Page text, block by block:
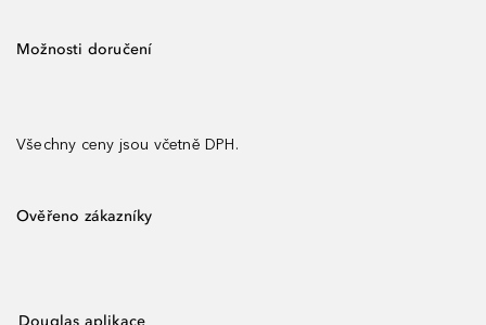
Možnosti doručení
Všechny ceny jsou včetně DPH.
Ověřeno zákazníky
Douglas aplikace